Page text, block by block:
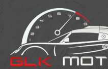
contenu